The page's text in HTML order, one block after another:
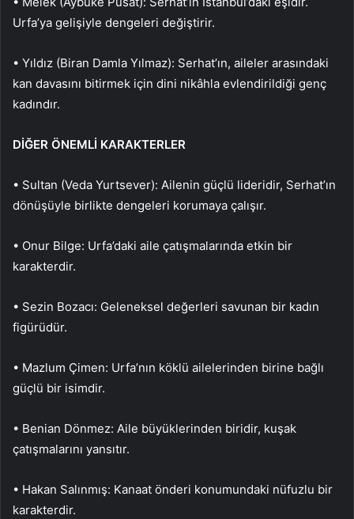
Urfa’ya gelişiyle dengeleri değiştirir.
• Yıldız (Biran Damla Yılmaz): Serhat’ın, aileler arasındaki
kan davasını bitirmek için dini nikâhla evlendirildiği genç
kadındır.
DİĞER ÖNEMLİ KARAKTERLER
• Sultan (Veda Yurtsever): Ailenin güçlü lideridir, Serhat’ın
dönüşüyle birlikte dengeleri korumaya çalışır.
• Onur Bilge: Urfa’daki aile çatışmalarında etkin bir
karakterdir.
• Sezin Bozacı: Geleneksel değerleri savunan bir kadın
figürüdür.
• Mazlum Çimen: Urfa’nın köklü ailelerinden birine bağlı
güçlü bir isimdir.
• Benian Dönmez: Aile büyüklerinden biridir, kuşak
çatışmalarını yansıtır.
• Hakan Salınmış: Kanaat önderi konumundaki nüfuzlu bir
karakterdir.